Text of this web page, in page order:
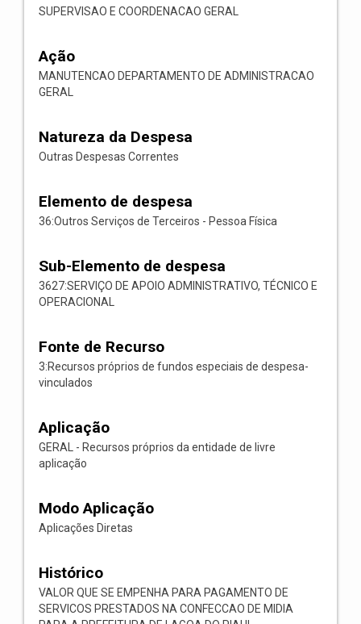
SUPERVISAO E COORDENACAO GERAL
Ação
MANUTENCAO DEPARTAMENTO DE ADMINISTRACAO
GERAL
Natureza da Despesa
Outras Despesas Correntes
Elemento de despesa
36:Outros Serviços de Terceiros - Pessoa Física
Sub-Elemento de despesa
3627:SERVIÇO DE APOIO ADMINISTRATIVO, TÉCNICO E
OPERACIONAL
Fonte de Recurso
3:Recursos próprios de fundos especiais de despesa-
vinculados
Aplicação
GERAL - Recursos próprios da entidade de livre
aplicação
Modo Aplicação
Aplicações Diretas
Histórico
VALOR QUE SE EMPENHA PARA PAGAMENTO DE
SERVICOS PRESTADOS NA CONFECCAO DE MIDIA